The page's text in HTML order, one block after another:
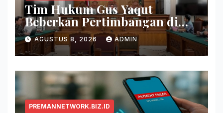
Tim Hukum Gus Yaqut
Beberkan Pertimbangan di
Balik Pembagian Tambahan
Kuota Haji 2024
AGUSTUS 8, 2026 ADMIN
PREMANNETWORK.BIZ.ID